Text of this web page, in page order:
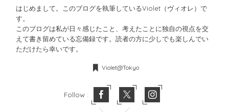
はじめまして。このブログを執筆しているViolet（ヴィオレ）で
す。
このブログは私が日々感じたこと、考えたことに独自の視点を交
えて書き留めている忘備録です。読者の方に少しでも楽しんでい
ただけたら幸いです。
Violet@Tokyo
Follow :